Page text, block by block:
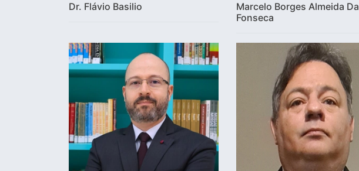
Dr. Flávio Basilio
Marcelo Borges Almeida Da
Fonseca